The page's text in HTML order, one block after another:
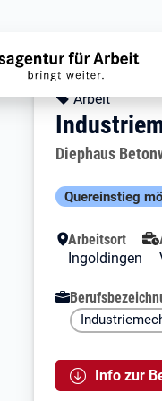
Kopfbereich
Angebotsart:
Arbeit
Arbeitgeber:
Diephaus
Besondere
Quereinstieg
Arbeitsort
Ingoldingen
Info zur